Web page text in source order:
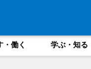
・働く 学ぶ・知る